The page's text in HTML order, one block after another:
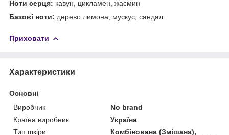
Ноти серця: кавун, цикламен, жасмин
Базові ноти: дерево лимона, мускус, сандал.
Приховати
Характеристики
Основні
Виробник
No brand
Країна виробник
Україна
Тип шкіри
Комбінована (Змішана),